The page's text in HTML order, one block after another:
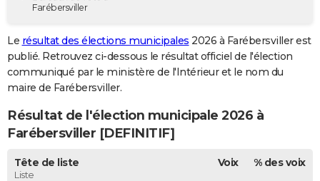
Destinations
City break
Voyage nature
Voyage de noces
Forum
GUIDES D'ACHAT
BONS PLANS
Carte de Noël
Carte Bonne année
Carte Saint-Valentin
Carte Pâques
Carte d'anniversaire
DICTIONNAIRE
Dictionnaire
Biographies
Citations
Expressions
Proverbes
PROGRAMME TV
Farébersviller
Le résultat des élections municipales 2026 à Farébersviller est
publié. Retrouvez ci-dessous le résultat officiel de l'élection
communiqué par le ministère de l'Intérieur et le nom du
maire de Farébersviller.
Résultat de l'élection municipale 2026 à
Farébersviller [DEFINITIF]
Tête de liste
Liste
Voix % des voix